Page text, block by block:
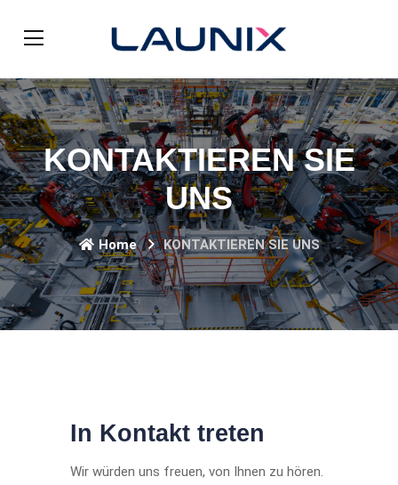
KONTAKTIEREN SIE
UNS
Home KONTAKTIEREN SIE UNS
In Kontakt treten
Wir würden uns freuen, von Ihnen zu hören.